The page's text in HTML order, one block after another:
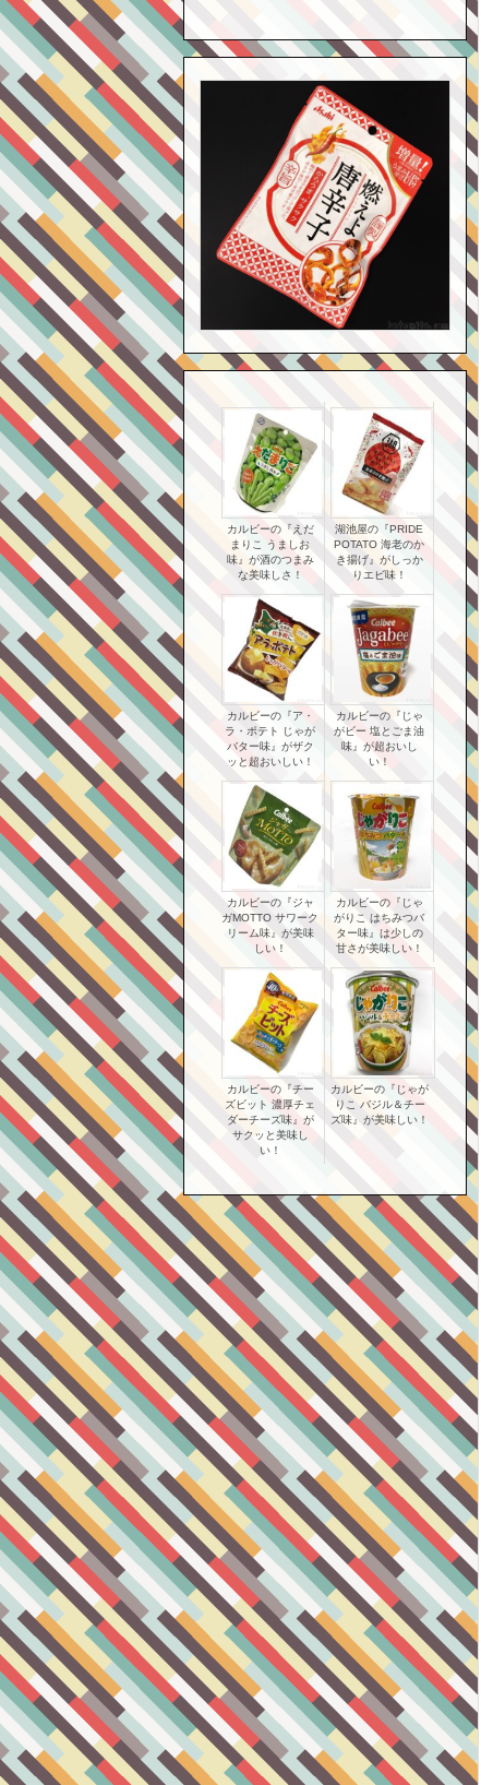
カルビーの『えだ
まりこ うましお
味』が酒のつまみ
な美味しさ！
湖池屋の『PRIDE
POTATO 海老のか
き揚げ』がしっか
りエビ味！
カルビーの『ア・
ラ・ポテト じゃが
バター味』がザク
ッと超おいしい！
カルビーの『じゃ
がビー 塩とごま油
味』が超おいし
い！
カルビーの『ジャ
ガМOTTO サワーク
リーム味』が美味
しい！
カルビーの『じゃ
がりこ はちみつバ
ター味』は少しの
甘さが美味しい！
カルビーの『チー
ズビット 濃厚チェ
ダーチーズ味』が
サクッと美味し
い！
カルビーの『じゃが
りこ バジル＆チー
ズ味』が美味しい！